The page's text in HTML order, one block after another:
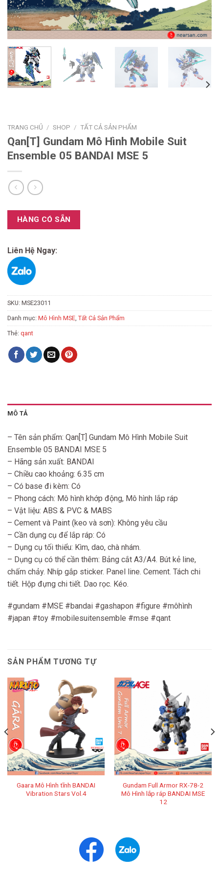
TRANG CHỦ / SHOP / TẤT CẢ SẢN PHẨM
Qan[T] Gundam Mô Hình Mobile Suit
Ensemble 05 BANDAI MSE 5
HÀNG CÓ SẴN
Liên Hệ Ngay:
SKU: MSE23011
Danh mục: Mô Hình MSE Tất Cả Sản Phẩm
Thẻ: qant
MÔ TẢ
– Tên sản phẩm: Qan[T] Gundam Mô Hình Mobile Suit
Ensemble 05 BANDAI MSE 5
– Hãng sản xuất: BANDAI
– Chiều cao khoảng: 6.35 cm
– Có base đi kèm: Có
– Phong cách: Mô hình khớp động, Mô hình lắp ráp
– Vật liệu: ABS & PVC & MABS
– Cement và Paint (keo và sơn): Không yêu cầu
– Cần dụng cụ để lắp ráp: Có
– Dụng cụ tối thiểu: Kìm, dao, chà nhám.
– Dụng cụ có thể cần thêm: Bảng cắt A3/A4. Bút kẻ line,
chấm chảy. Nhíp gắp sticker. Panel line. Cement. Tách chi
tiết. Hộp đựng chi tiết. Dao rọc. Kéo.
#gundam #MSE #bandai #gashapon #figure #môhình
#japan #toy #mobilesuitensemble #mse #qant
SẢN PHẨM TƯƠNG TỰ
Gaara Mô Hình tĩnh BANDAI
Vibration Stars Vol.4
Gundam Full Armor RX-78-2
Mô Hình lắp ráp BANDAI MSE
12